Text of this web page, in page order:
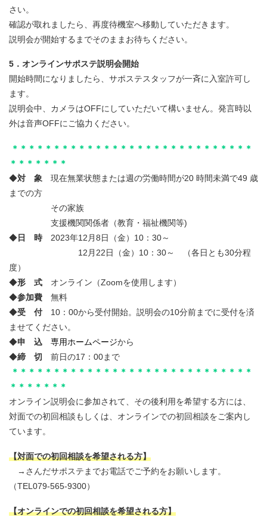
さい。
確認が取れましたら、再度待機室へ移動していただきます。
説明会が開始するまでそのままお待ちください。
5．オンラインサポステ説明会開始
開始時間になりましたら、サポステスタッフが一斉に入室許可し
ます。
説明会中、カメラはOFFにしていただいて構いません。発言時以
外は音声OFFにご協力ください。
＊＊＊＊＊＊＊＊＊＊＊＊＊＊＊＊＊＊＊＊＊＊＊＊＊＊＊＊＊
＊＊＊＊＊＊＊
◆対 象 現在無業状態または週の労働時間が20 時間未満で49 歳
までの方
その家族
支援機関関係者（教育・福祉機関等)
◆日 時 2023年12月8日（金）10：30～
12月22日（金）10：30～ （各日とも30分程
度）
◆形 式 オンライン（Zoomを使用します）
◆参加費 無料
◆受 付 10：00から受付開始。説明会の10分前までに受付を済
ませてください。
◆申 込 専用ホームページから
◆締 切 前日の17：00まで
＊＊＊＊＊＊＊＊＊＊＊＊＊＊＊＊＊＊＊＊＊＊＊＊＊＊＊＊＊
＊＊＊＊＊＊＊
オンライン説明会に参加されて、その後利用を希望する方には、
対面での初回相談もしくは、オンラインでの初回相談をご案内し
ています。
【対面での初回相談を希望される方】
→さんだサポステまでお電話でご予約をお願いします。
（TEL079-565-9300）
【オンラインでの初回相談を希望される方】